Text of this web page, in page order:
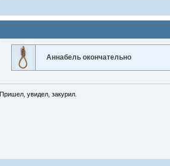
Аннабель окончательно
Пришел, увидел, закурил.